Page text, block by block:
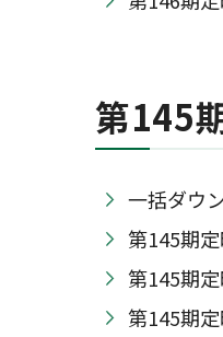
第145
一括ダウ
第145期
第145期
第145期